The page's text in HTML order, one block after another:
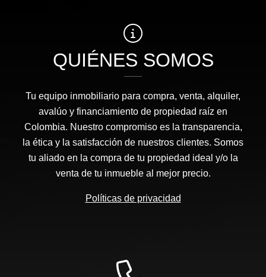
QUIÉNES SOMOS
Tu equipo inmobiliario para compra, venta, alquiler,
avalúo y financiamiento de propiedad raíz en
Colombia. Nuestro compromiso es la transparencia,
la ética y la satisfacción de nuestros clientes. Somos
tu aliado en la compra de tu propiedad ideal y/o la
venta de tu inmueble al mejor precio.
Políticas de privacidad